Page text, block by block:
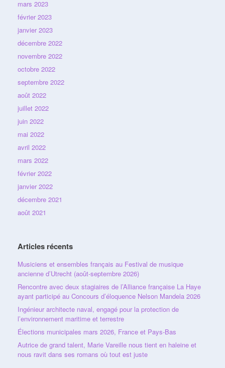
mars 2023
février 2023
janvier 2023
décembre 2022
novembre 2022
octobre 2022
septembre 2022
août 2022
juillet 2022
juin 2022
mai 2022
avril 2022
mars 2022
février 2022
janvier 2022
décembre 2021
août 2021
Articles récents
Musiciens et ensembles français au Festival de musique
ancienne d’Utrecht (août-septembre 2026)
Rencontre avec deux stagiaires de l’Alliance française La Haye
ayant participé au Concours d’éloquence Nelson Mandela 2026
Ingénieur architecte naval, engagé pour la protection de
l’environnement maritime et terrestre
Élections municipales mars 2026, France et Pays-Bas
Autrice de grand talent, Marie Vareille nous tient en haleine et
nous ravit dans ses romans où tout est juste